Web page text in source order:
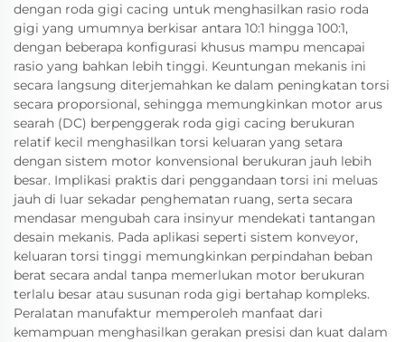
dengan roda gigi cacing untuk menghasilkan rasio roda
gigi yang umumnya berkisar antara 10:1 hingga 100:1,
dengan beberapa konfigurasi khusus mampu mencapai
rasio yang bahkan lebih tinggi. Keuntungan mekanis ini
secara langsung diterjemahkan ke dalam peningkatan torsi
secara proporsional, sehingga memungkinkan motor arus
searah (DC) berpenggerak roda gigi cacing berukuran
relatif kecil menghasilkan torsi keluaran yang setara
dengan sistem motor konvensional berukuran jauh lebih
besar. Implikasi praktis dari penggandaan torsi ini meluas
jauh di luar sekadar penghematan ruang, serta secara
mendasar mengubah cara insinyur mendekati tantangan
desain mekanis. Pada aplikasi seperti sistem konveyor,
keluaran torsi tinggi memungkinkan perpindahan beban
berat secara andal tanpa memerlukan motor berukuran
terlalu besar atau susunan roda gigi bertahap kompleks.
Peralatan manufaktur memperoleh manfaat dari
kemampuan menghasilkan gerakan presisi dan kuat dalam